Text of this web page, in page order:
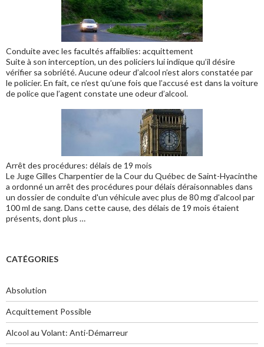
Conduite avec les facultés affaiblies: acquittement
Suite à son interception, un des policiers lui indique qu’il désire
vérifier sa sobriété. Aucune odeur d’alcool n’est alors constatée par
le policier. En fait, ce n’est qu’une fois que l’accusé est dans la voiture
de police que l’agent constate une odeur d’alcool.
Arrêt des procédures: délais de 19 mois
Le Juge Gilles Charpentier de la Cour du Québec de Saint-Hyacinthe
a ordonné un arrêt des procédures pour délais déraisonnables dans
un dossier de conduite d'un véhicule avec plus de 80 mg d'alcool par
100 ml de sang. Dans cette cause, des délais de 19 mois étaient
présents, dont plus …
CATÉGORIES
Absolution
Acquittement Possible
Alcool au Volant: Anti-Démarreur